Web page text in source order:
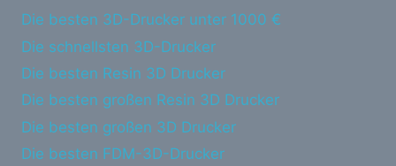
Die besten 3D-Drucker unter 1000 €
Die schnellsten 3D-Drucker
Die besten Resin 3D Drucker
Die besten großen Resin 3D Drucker
Die besten großen 3D Drucker
Die besten FDM-3D-Drucker